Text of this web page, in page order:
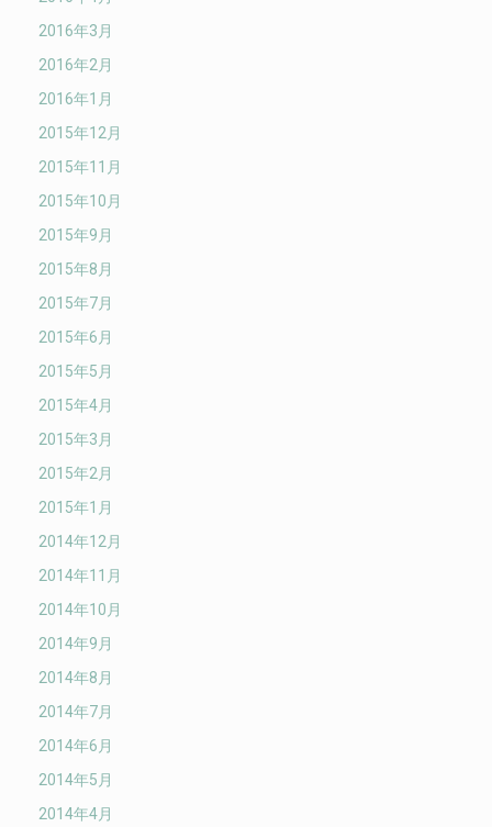
2016年3月
2016年2月
2016年1月
2015年12月
2015年11月
2015年10月
2015年9月
2015年8月
2015年7月
2015年6月
2015年5月
2015年4月
2015年3月
2015年2月
2015年1月
2014年12月
2014年11月
2014年10月
2014年9月
2014年8月
2014年7月
2014年6月
2014年5月
2014年4月